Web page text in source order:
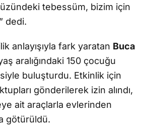
tebessüm, bizim için
dedi.
anlayışıyla fark yaratan Buca
aralığındaki 150 çocuğu
buluşturdu. Etkinlik için
gönderilerek izin alındı,
ait araçlarla evlerinden
götürüldü.